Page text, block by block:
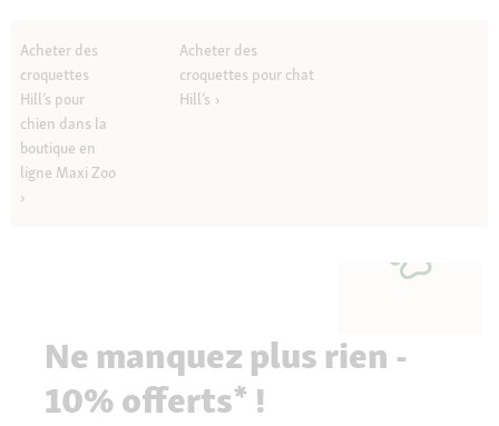
Acheter des
croquettes
Hill’s pour
chien dans la
boutique en
ligne Maxi Zoo
Acheter des
croquettes pour chat
Hill’s
Ne manquez plus rien -
10% offerts* !